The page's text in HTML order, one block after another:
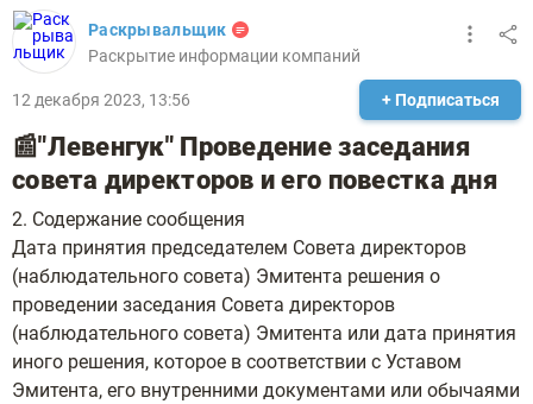
Раскрывальщик
Раскрытие информации компаний
12 декабря 2023, 13:56 + Подписаться
📰"Левенгук" Проведение заседания
совета директоров и его повестка дня
2. Содержание сообщения
Дата принятия председателем Совета директоров
(наблюдательного совета) Эмитента решения о
проведении заседания Совета директоров
(наблюдательного совета) Эмитента или дата принятия
иного решения, которое в соответствии с Уставом
Эмитента, его внутренними документами или обычаями